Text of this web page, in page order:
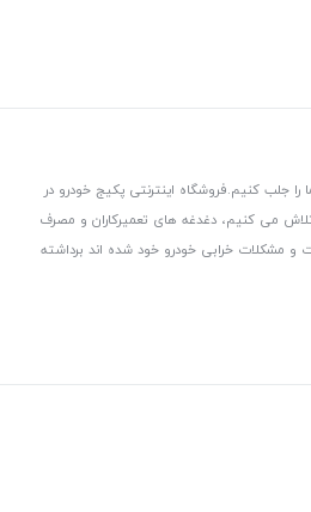
را جلب کنیم.فروشگاه اینترنتی پکیج خودرو در
می کنیم، دغدغه های تعمیرکاران و مصرف
و مشکلات خرابی خودرو خود شده اند برداشته